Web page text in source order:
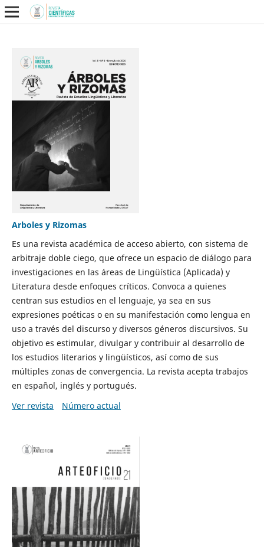
Arboles y Rizomas
Es una revista académica de acceso abierto, con sistema de
arbitraje doble ciego, que ofrece un espacio de diálogo para
investigaciones en las áreas de Lingüística (Aplicada) y
Literatura desde enfoques críticos. Convoca a quienes
centran sus estudios en el lenguaje, ya sea en sus
expresiones poéticas o en su manifestación como lengua en
uso a través del discurso y diversos géneros discursivos. Su
objetivo es estimular, divulgar y contribuir al desarrollo de
los estudios literarios y lingüísticos, así como de sus
múltiples zonas de convergencia. La revista acepta trabajos
en español, inglés y portugués.
Ver revista
Número actual